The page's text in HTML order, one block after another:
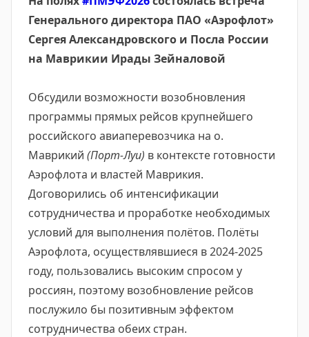
Генерального директора ПАО «Аэрофлот»
Сергея Александровского и Посла России
на Маврикии Ирады Зейналовой
Обсудили возможности возобновления
программы прямых рейсов крупнейшего
российского авиаперевозчика на о.
Маврикий (Порт-Луи) в контексте готовности
Аэрофлота и властей Маврикия.
Договорились об интенсификации
сотрудничества и проработке необходимых
условий для выполнения полётов. Полёты
Аэрофлота, осуществлявшиеся в 2024-2025
году, пользовались высоким спросом у
россиян, поэтому возобновление рейсов
послужило бы позитивным эффектом
сотрудничества обеих стран.